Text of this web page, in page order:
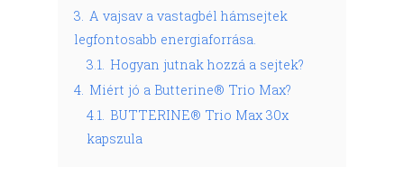
3. A vajsav a vastagbél hámsejtek
legfontosabb energiaforrása.
3.1. Hogyan jutnak hozzá a sejtek?
4. Miért jó a Butterine® Trio Max?
4.1. BUTTERINE® Trio Max 30x
kapszula